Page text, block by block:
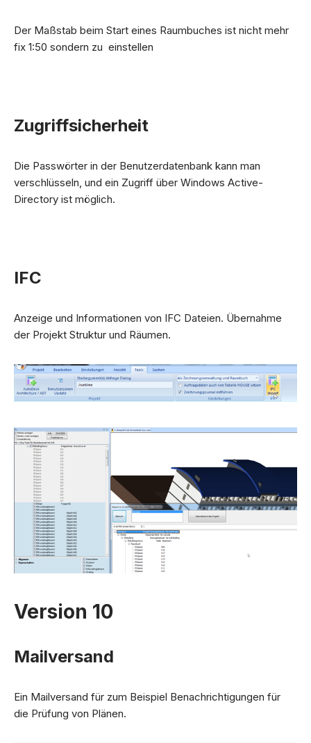
Der Maßstab beim Start eines Raumbuches ist nicht mehr
fix 1:50 sondern zu einstellen
Zugriffsicherheit
Die Passwörter in der Benutzerdatenbank kann man
verschlüsseln, und ein Zugriff über Windows Active-
Directory ist möglich.
IFC
Anzeige und Informationen von IFC Dateien. Übernahme
der Projekt Struktur und Räumen.
Version 10
Mailversand
Ein Mailversand für zum Beispiel Benachrichtigungen für
die Prüfung von Plänen.